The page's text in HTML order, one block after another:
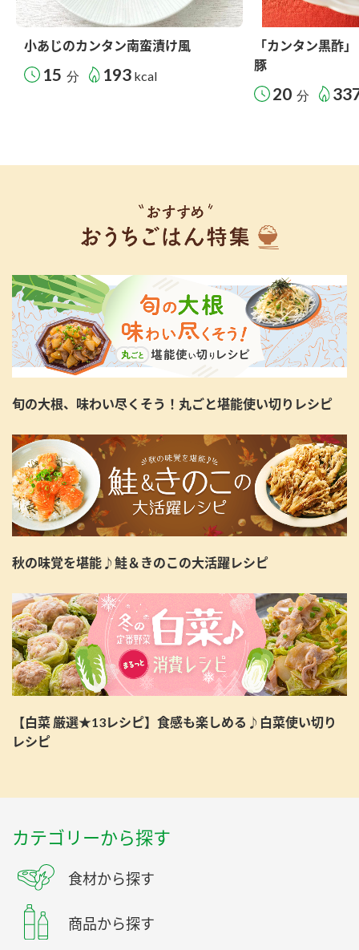
小あじのカンタン南蛮漬け風
15 分 193 kcal
「カンタン黒酢
豚
20 分
旬の大根、味わい尽くそう！丸ごと堪能使い切りレシピ
秋の味覚を堪能♪鮭＆きのこの大活躍レシピ
【白菜 厳選★13レシピ】食感も楽しめる♪白菜使い切り
レシピ
カテゴリーから探す
食材から探す
商品から探す